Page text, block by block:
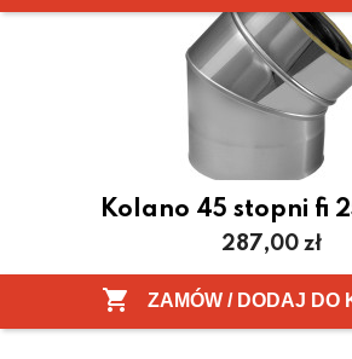
Kolano 45 stopni fi
Cena
287,00 zł
 ZAMÓW / DODAJ DO